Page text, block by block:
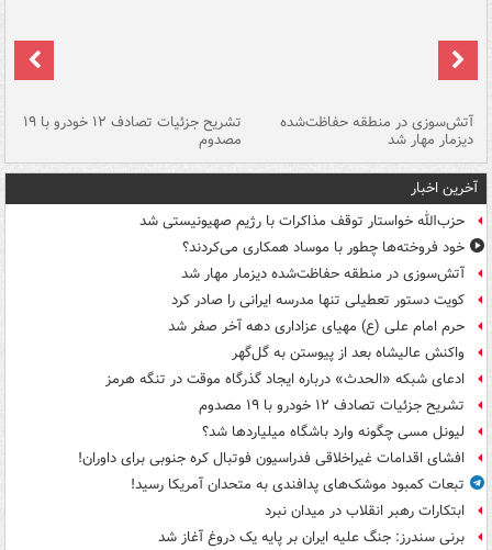
آتش‌سوزی در منطقه حفاظت‌شده
دیزمار مهار شد
تشریح جزئیات تصادف ۱۲ خودرو با ۱۹
مصدوم
آخرین اخبار
حزب‌الله خواستار توقف مذاکرات با رژیم صهیونیستی شد
خود فروخته‌ها چطور با موساد همکاری می‌کردند؟
آتش‌سوزی در منطقه حفاظت‌شده دیزمار مهار شد
کویت دستور تعطیلی تنها مدرسه ایرانی را صادر کرد
حرم امام علی (ع) مهیای عزاداری دهه آخر صفر شد
واکنش عالیشاه بعد از پیوستن به گل‌گهر
ادعای شبکه «الحدث» درباره ایجاد گذرگاه موقت در تنگه هرمز
تشریح جزئیات تصادف ۱۲ خودرو با ۱۹ مصدوم
لیونل مسی چگونه وارد باشگاه میلیاردها شد؟
افشای اقدامات غیراخلاقی فدراسیون فوتبال کره جنوبی برای داوران!
تبعات کمبود موشک‌های پدافندی به متحدان آمریکا رسید!
ابتکارات رهبر انقلاب در میدان نبرد
برنی سندرز: جنگ علیه ایران بر پایه یک دروغ آغاز شد